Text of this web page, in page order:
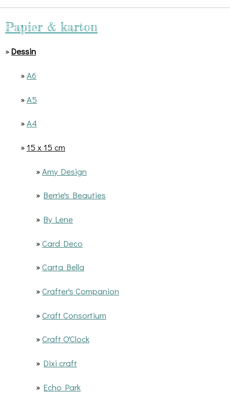
Papier & karton
»Dessin
»A6
»A5
»A4
»15 x 15 cm
»Amy Design
» Berrie's Beauties
» By Lene
»Card Deco
»Carta Bella
»Crafter's Companion
»Craft Consortium
»Craft O'Clock
» Dixi craft
» Echo Park